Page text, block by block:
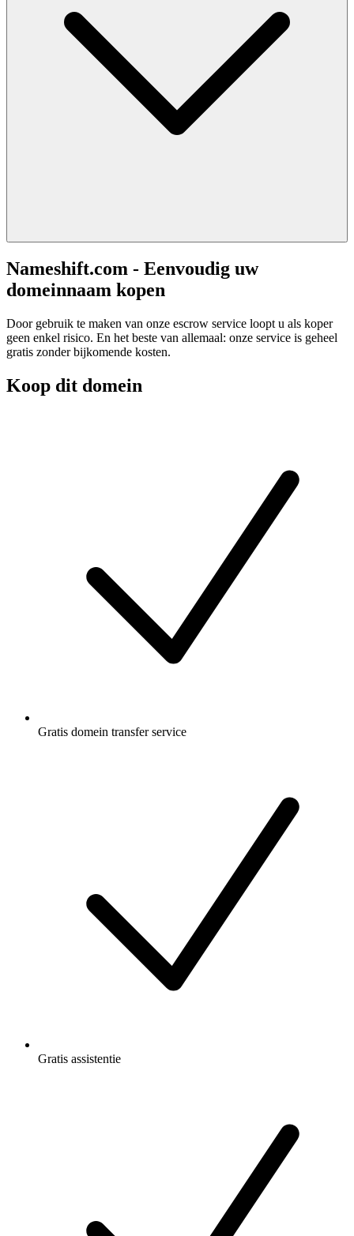
Nameshift.com - Eenvoudig uw
domeinnaam kopen
Door gebruik te maken van onze escrow service loopt u als koper
geen enkel risico. En het beste van allemaal: onze service is geheel
gratis zonder bijkomende kosten.
Koop dit domein
Gratis domein transfer service
Gratis assistentie